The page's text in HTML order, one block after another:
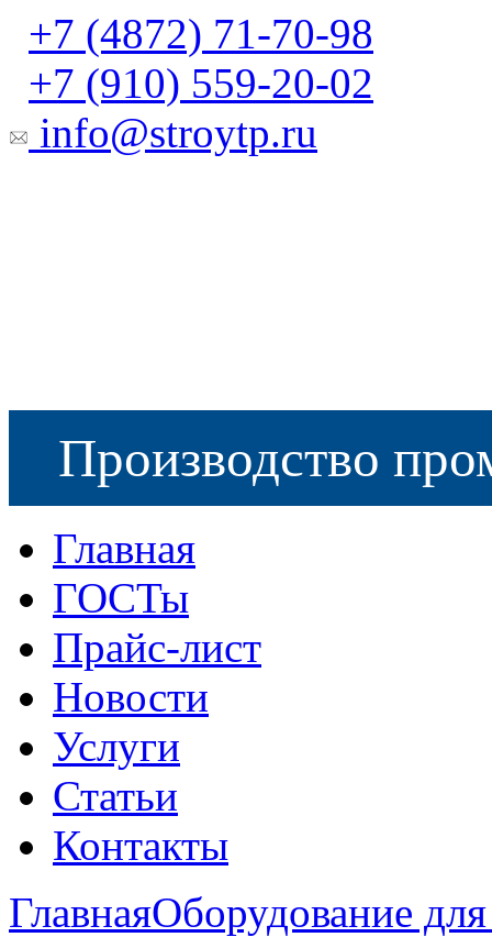
+7 (4872) 71-70-98
+7 (910) 559-20-02
info@stroytp.ru
Производство
Главная
ГОСТы
Прайс-лист
Новости
Услуги
Статьи
Контакты
ГлавнаяОборудование